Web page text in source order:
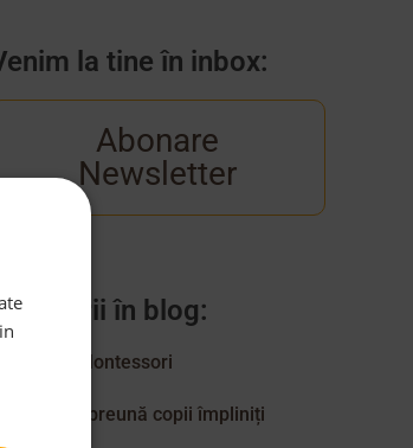
la tine în inbox:
Abonare
Newsletter
în blog:
Aici cresc Montessori
Creștem împreună copii împliniți